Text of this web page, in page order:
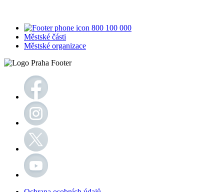
800 100 000
Městské části
Městské organizace